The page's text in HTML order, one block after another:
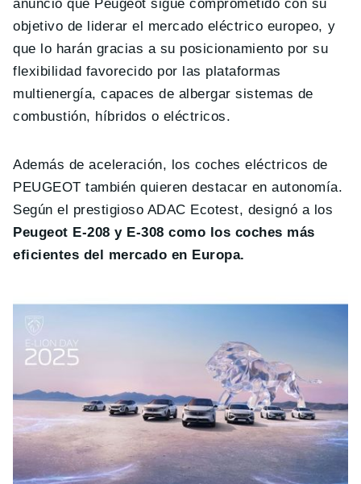
anunció que Peugeot sigue comprometido con su
objetivo de liderar el mercado eléctrico europeo, y
que lo harán gracias a su posicionamiento por su
flexibilidad favorecido por las plataformas
multienergía, capaces de albergar sistemas de
combustión, híbridos o eléctricos.
Además de aceleración, los coches eléctricos de
PEUGEOT también quieren destacar en autonomía.
Según el prestigioso ADAC Ecotest, designó a los
Peugeot E-208 y E-308 como los coches más
eficientes del mercado en Europa.